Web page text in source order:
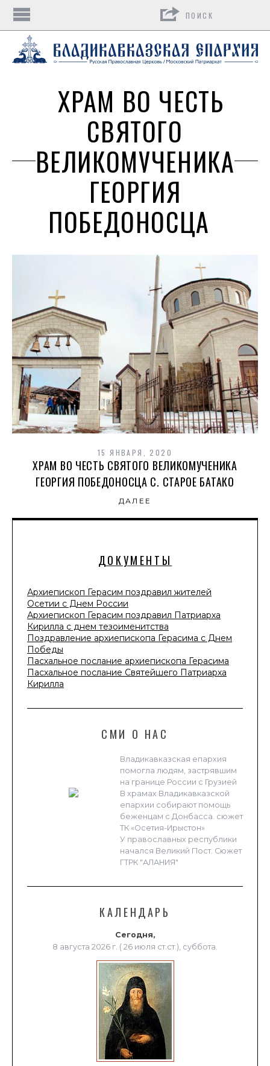
ДОКУМЕНТЫ
Архиепископ Герасим поздравил жителей
Осетии с Днем России
Архиепископ Герасим поздравил Патриарха
Кирилла с днем тезоименитства
Поздравление архиепископа Герасима с Днем
Победы
Пасхальное послание архиепископа Герасима
Пасхальное послание Святейшего Патриарха
Кирилла
СМИ О НАС
Владикавказская епархия
помогла людям, застрявшим
на границе России с Грузией
В храмах Владикавказской
епархии собирают помощь
беженцам с Донбасса. сюжет
ТК «Осетия-Ирыстон»
У православных республики
начался Великий Пост. Сюжет
ГТРК "АЛАНИЯ"
КАЛЕНДАРЬ
Сегодня,
8 августа 2026 г. ( 26 июля ст.ст.), суббота.
ХРАМ ВО ЧЕСТЬ
СВЯТОГО
ВЕЛИКОМУЧЕНИКА
ГЕОРГИЯ
ПОБЕДОНОСЦА
15 ЯНВАРЯ, 2020
ХРАМ ВО ЧЕСТЬ СВЯТОГО ВЕЛИКОМУЧЕНИКА
ГЕОРГИЯ ПОБЕДОНОСЦА С. СТАРОЕ БАТАКО
ДАЛЕЕ